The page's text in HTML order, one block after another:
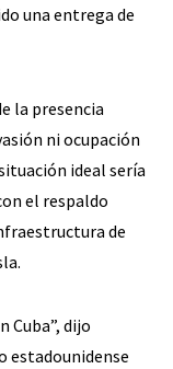
una entrega de
la presencia
ni ocupación
ideal sería
el respaldo
de
Cuba”, dijo
estadounidense